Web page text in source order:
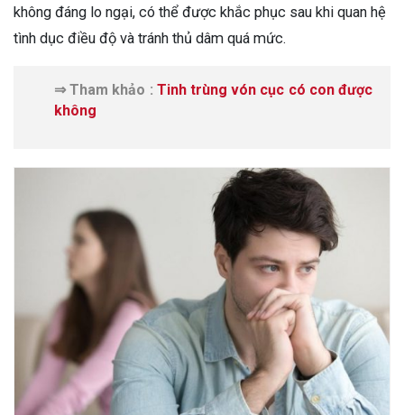
không đáng lo ngại, có thể được khắc phục sau khi quan hệ
tình dục điều độ và tránh thủ dâm quá mức.
⇒ Tham khảo : Tinh trùng vón cục có con được
không